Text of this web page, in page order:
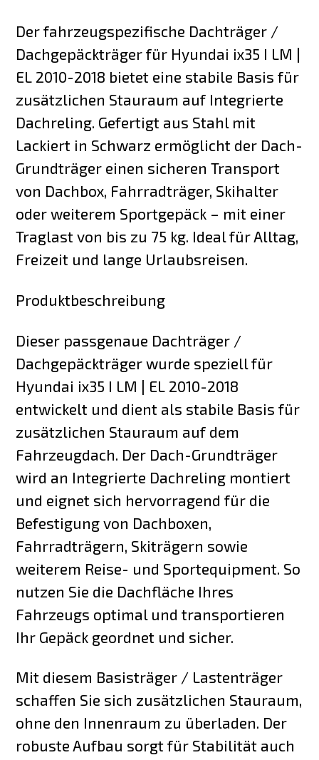
Der fahrzeugspezifische Dachträger /
Dachgepäckträger für Hyundai ix35 I LM |
EL 2010-2018 bietet eine stabile Basis für
zusätzlichen Stauraum auf Integrierte
Dachreling. Gefertigt aus Stahl mit
Lackiert in Schwarz ermöglicht der Dach-
Grundträger einen sicheren Transport
von Dachbox, Fahrradträger, Skihalter
oder weiterem Sportgepäck – mit einer
Traglast von bis zu 75 kg. Ideal für Alltag,
Freizeit und lange Urlaubsreisen.
Produktbeschreibung
Dieser passgenaue Dachträger /
Dachgepäckträger wurde speziell für
Hyundai ix35 I LM | EL 2010-2018
entwickelt und dient als stabile Basis für
zusätzlichen Stauraum auf dem
Fahrzeugdach. Der Dach-Grundträger
wird an Integrierte Dachreling montiert
und eignet sich hervorragend für die
Befestigung von Dachboxen,
Fahrradträgern, Skiträgern sowie
weiterem Reise- und Sportequipment. So
nutzen Sie die Dachfläche Ihres
Fahrzeugs optimal und transportieren
Ihr Gepäck geordnet und sicher.
Mit diesem Basisträger / Lastenträger
schaffen Sie sich zusätzlichen Stauraum,
ohne den Innenraum zu überladen. Der
robuste Aufbau sorgt für Stabilität auch